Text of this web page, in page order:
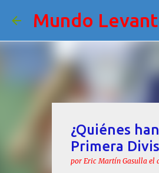
Mundo
¿Quiénes
Primera
por Eric Martín Gasulla el